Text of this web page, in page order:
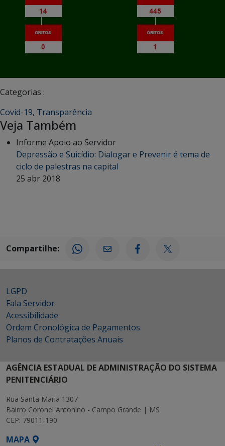
Categorias :
Covid-19, Transparência
Veja Também
Informe Apoio ao Servidor
Depressão e Suicídio: Dialogar e Prevenir é tema de
ciclo de palestras na capital
25 abr 2018
Compartilhe:
LGPD
Fala Servidor
Acessibilidade
Ordem Cronológica de Pagamentos
Planos de Contratações Anuais
AGÊNCIA ESTADUAL DE ADMINISTRAÇÃO DO SISTEMA
PENITENCIÁRIO
Rua Santa Maria 1307
Bairro Coronel Antonino - Campo Grande | MS
CEP: 79011-190
MAPA